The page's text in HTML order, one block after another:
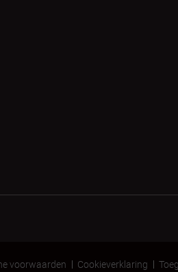
voorwaarden Cookieverklaring